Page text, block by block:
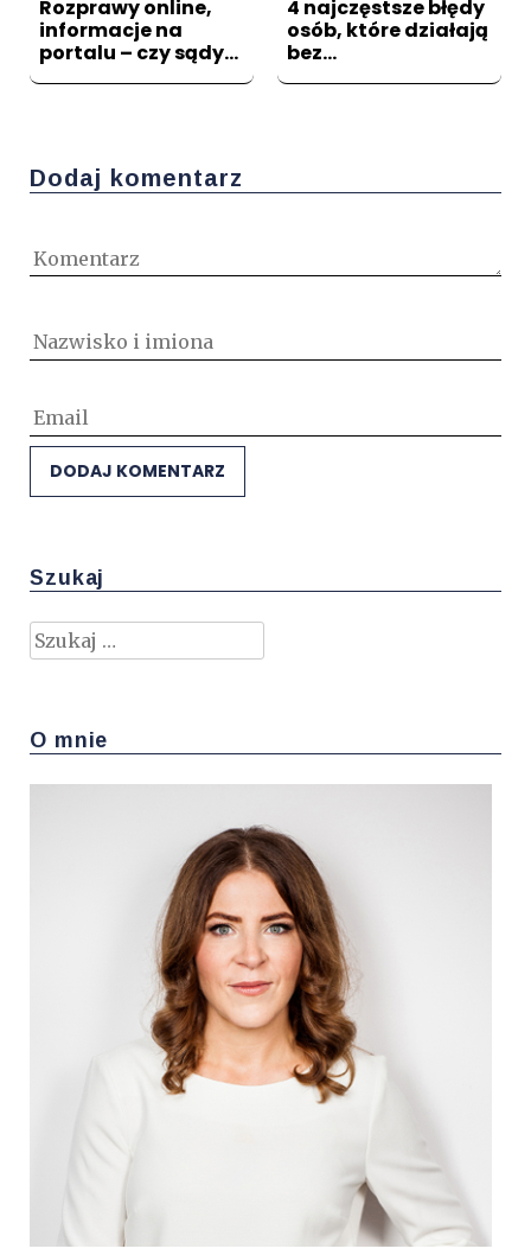
Rozprawy online,
informacje na
portalu – czy sądy…
4 najczęstsze błędy
osób, które działają
bez…
Dodaj komentarz
Szukaj
Szukaj:
O mnie